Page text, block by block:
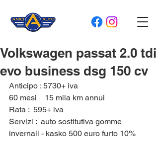
Volkswagen passat 2.0 tdi
evo business dsg 150 cv
Anticipo : 5730+ iva
60 mesi    15 mila km annui
Rata :  595+ iva
Servizi :  auto sostitutiva gomme
invernali - kasko 500 euro furto 10%